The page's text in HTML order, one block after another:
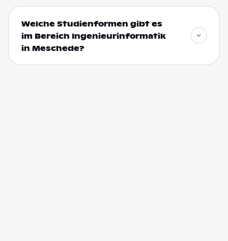
Welche Studienformen gibt es
im Bereich Ingenieurinformatik
in Meschede?